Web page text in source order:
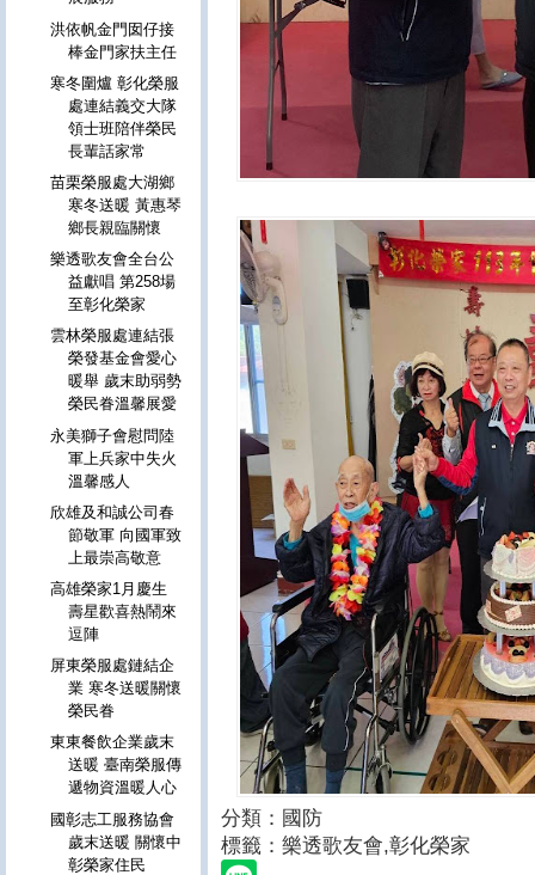
分類：國防
標籤：樂透歌友會,彰化榮家
洪依帆金門囡仔接
棒金門家扶主任
寒冬圍爐 彰化榮服
處連結義交大隊
領士班陪伴榮民
長輩話家常
苗栗榮服處大湖鄉
寒冬送暖 黃惠琴
鄉長親臨關懷
樂透歌友會全台公
益獻唱 第258場
至彰化榮家
雲林榮服處連結張
榮發基金會愛心
暖舉 歲末助弱勢
榮民眷溫馨展愛
永美獅子會慰問陸
軍上兵家中失火
溫馨感人
欣雄及和誠公司春
節敬軍 向國軍致
上最崇高敬意
高雄榮家1月慶生
壽星歡喜熱鬧來
逗陣
屏東榮服處鏈結企
業 寒冬送暖關懷
榮民眷
東東餐飲企業歲末
送暖 臺南榮服傳
遞物資溫暖人心
國彰志工服務協會
歲末送暖 關懷中
彰榮家住民